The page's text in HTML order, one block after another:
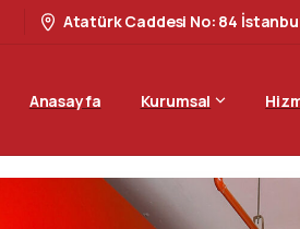
Atatürk Caddesi No: 84
Anasayfa Kurumsal